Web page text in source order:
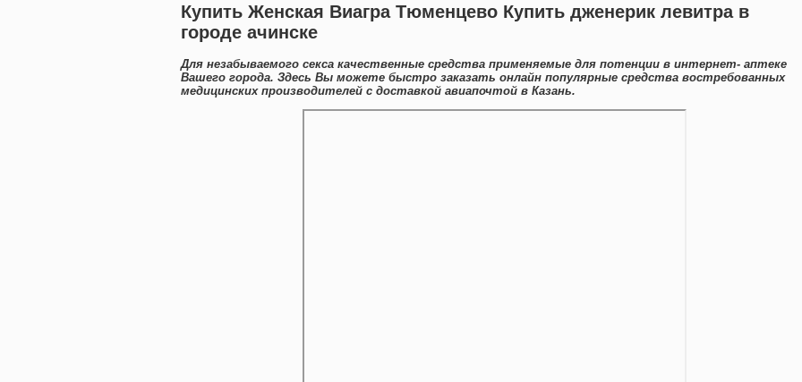
Купить Женская Виагра Тюменцево Купить дженерик левитра в
городе ачинске
Для незабываемого секса качественные средства применяемые для потенции в интернет- аптеке
Вашего города. Здесь Вы можете быстро заказать онлайн популярные средства востребованных
медицинских производителей с доставкой авиапочтой в Казань.